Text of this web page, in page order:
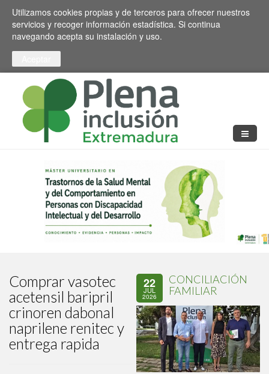
Pasar al contenido principal
Toggle high contrast
Utilizamos cookies propias y de terceros para ofrecer nuestros
servicios y recoger información estadística. Si continua
navegando acepta su instalación y uso.
Comprar vasotec
acetensil baripril
crinoren dabonal
naprilene renitec y
entrega rapida
22
JUL
2026
CONCILIACIÓN
FAMILIAR